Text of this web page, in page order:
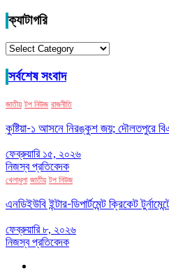
ক্যাটাগরি
ক্যাটাগরি
সর্বশেষ সংবাদ
জাতীয় টপ নিউজ রাজনীতি
কুষ্টিয়া-১ আসনে নিরঙ্কুশ জয়; দৌলতপুরে
ফেব্রুয়ারি ১৫, ২০২৬
নিজস্ব প্রতিবেদক
খেলাধুলা জাতীয় টপ নিউজ
এনডিইউবি ইন্টার-ডিপার্টমেন্ট ক্রিকেট
ফেব্রুয়ারি ৮, ২০২৬
নিজস্ব প্রতিবেদক